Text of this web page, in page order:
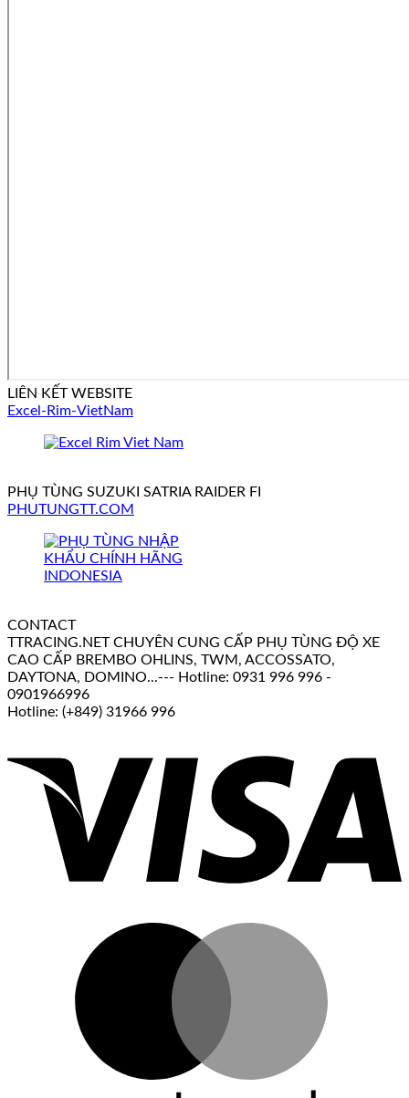
LIÊN KẾT WEBSITE
Excel-Rim-VietNam
PHỤ TÙNG SUZUKI SATRIA RAIDER FI
PHUTUNGTT.COM
CONTACT
TTRACING.NET CHUYÊN CUNG CẤP PHỤ TÙNG ĐỘ XE
CAO CẤP BREMBO OHLINS, TWM, ACCOSSATO,
DAYTONA, DOMINO...--- Hotline: 0931 996 996 -
0901966996
Hotline: (+849) 31966 996